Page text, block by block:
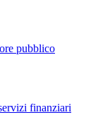
pubblico
finanziari